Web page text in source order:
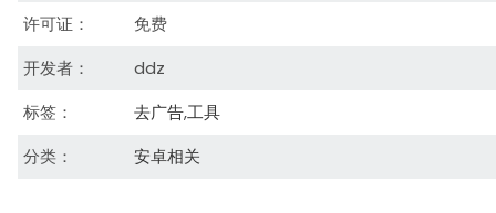
许可证：
免费
开发者：
ddz
标签：
去广告,工具
分类：
安卓相关